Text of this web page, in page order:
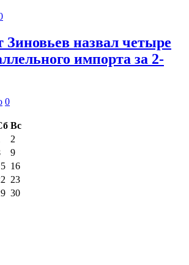
Зиновьев назвал четыре
импорта за 2-
0
Вс
2
9
16
23
30